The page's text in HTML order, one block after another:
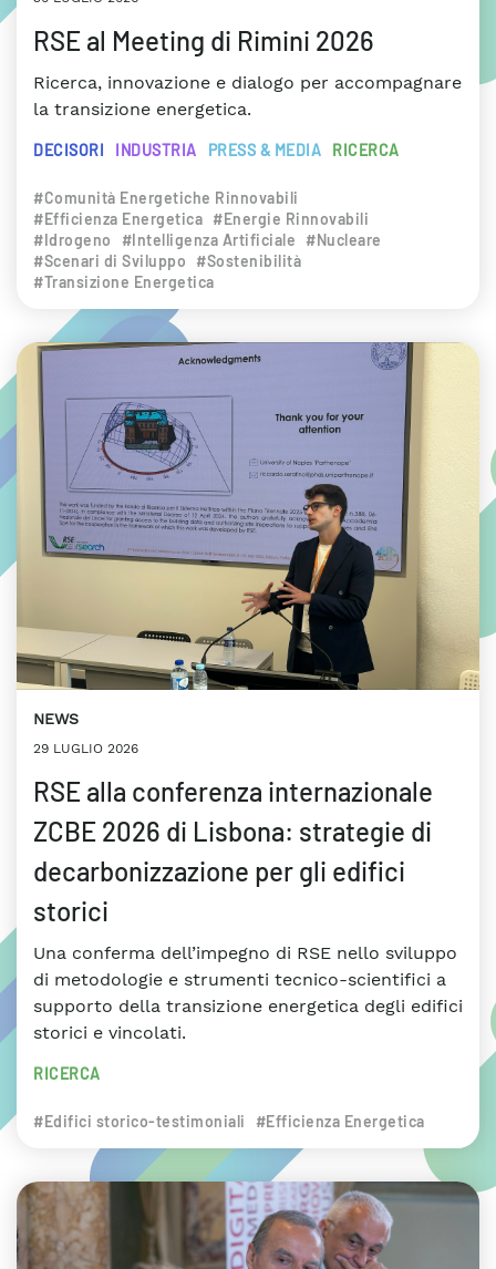
RSE al Meeting di Rimini 2026
Ricerca, innovazione e dialogo per accompagnare
la transizione energetica.
DECISORI INDUSTRIA PRESS & MEDIA RICERCA
#Comunità Energetiche Rinnovabili
#Efficienza Energetica #Energie Rinnovabili
#Idrogeno
#Intelligenza Artificiale
#Nucleare
#Scenari di Sviluppo
#Sostenibilità
#Transizione Energetica
NEWS
29 LUGLIO 2026
RSE alla conferenza internazionale
ZCBE 2026 di Lisbona: strategie di
decarbonizzazione per gli edifici
storici
Una conferma dell’impegno di RSE nello sviluppo
di metodologie e strumenti tecnico-scientifici a
supporto della transizione energetica degli edifici
storici e vincolati.
RICERCA
#Edifici storico-testimoniali #Efficienza Energetica